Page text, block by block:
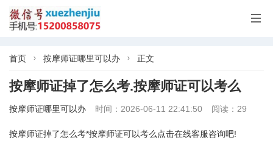

首页  按摩师证哪里可以办  正文
按摩师证掉了怎么考.按摩师证可以考么
按摩师证哪里可以办 时间：2026-06-11 22:41:50 阅读：29
按摩师证掉了怎么考*按摩师证可以考么点击在线客服咨询吧!